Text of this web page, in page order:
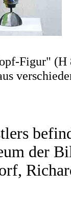
Figur" (H
der